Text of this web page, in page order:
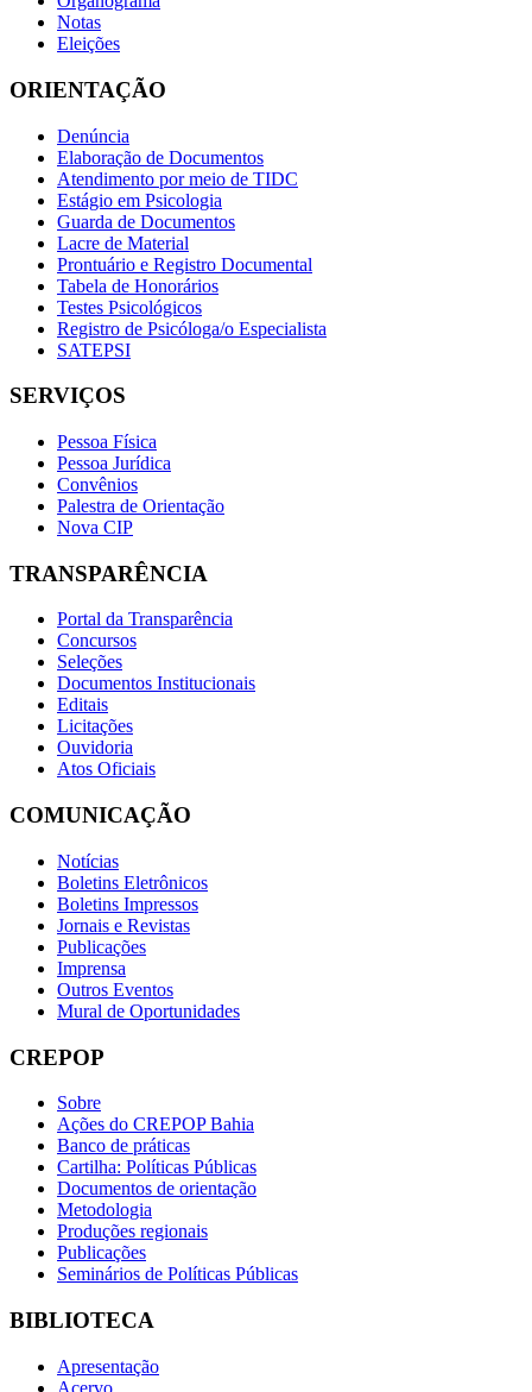
Notas
Eleições
ORIENTAÇÃO
Denúncia
Elaboração de Documentos
Atendimento por meio de TIDC
Estágio em Psicologia
Guarda de Documentos
Lacre de Material
Prontuário e Registro Documental
Tabela de Honorários
Testes Psicológicos
Registro de Psicóloga/o Especialista
SATEPSI
SERVIÇOS
Pessoa Física
Pessoa Jurídica
Convênios
Palestra de Orientação
Nova CIP
TRANSPARÊNCIA
Portal da Transparência
Concursos
Seleções
Documentos Institucionais
Editais
Licitações
Ouvidoria
Atos Oficiais
COMUNICAÇÃO
Notícias
Boletins Eletrônicos
Boletins Impressos
Jornais e Revistas
Publicações
Imprensa
Outros Eventos
Mural de Oportunidades
CREPOP
Sobre
Ações do CREPOP Bahia
Banco de práticas
Cartilha: Políticas Públicas
Documentos de orientação
Metodologia
Produções regionais
Publicações
Seminários de Políticas Públicas
BIBLIOTECA
Apresentação
Acervo